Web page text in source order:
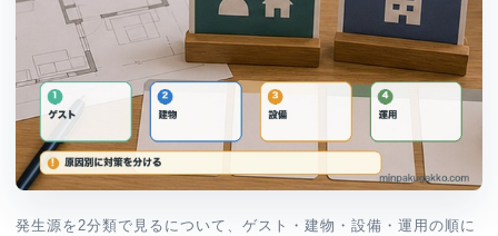
発生源を2分類で見るについて、ゲスト・建物・設備・運用の順に